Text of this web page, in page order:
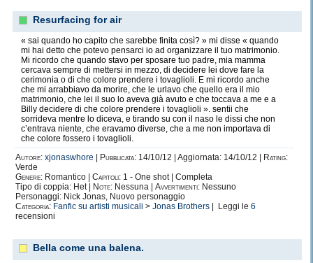
Resurfacing for air
« sai quando ho capito che sarebbe finita così? » mi disse « quando
mi hai detto che potevo pensarci io ad organizzare il tuo matrimonio.
Mi ricordo che quando stavo per sposare tuo padre, mia mamma
cercava sempre di mettersi in mezzo, di decidere lei dove fare la
cerimonia o di che colore prendere i tovaglioli. E mi ricordo anche
che mi arrabbiavo da morire, che le urlavo che quello era il mio
matrimonio, che lei il suo lo aveva già avuto e che toccava a me e a
Billy decidere di che colore prendere i tovaglioli ». sentii che
sorrideva mentre lo diceva, e tirando su con il naso le dissi che non
c’entrava niente, che eravamo diverse, che a me non importava di
che colore fossero i tovaglioli.
Autore: xjonaswhore Pubblicata: 14/10/12 | Aggiornata: 14/10/12 |
Rating:
Verde
Genere: Romantico | Capitoli: 1 - One shot | Completa
Tipo di coppia: Het |
Note: Nessuna | Avvertimenti: Nessuno
Personaggi: Nick Jonas, Nuovo personaggio
Categoria: Fanfic su artisti musicali > Jonas Brothers | Leggi le 6
recensioni
Bella come una balena.